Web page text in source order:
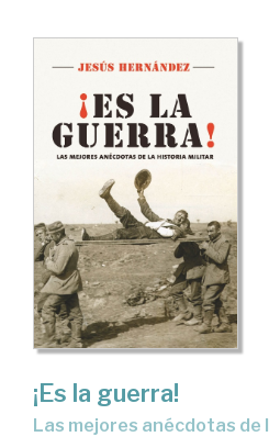
¡Es la guerra!
las mejores anécdotas